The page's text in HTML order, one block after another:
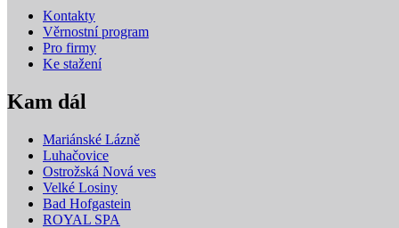
Kontakty
Věrnostní program
Pro firmy
Ke stažení
Kam dál
Mariánské Lázně
Luhačovice
Ostrožská Nová ves
Velké Losiny
Bad Hofgastein
ROYAL SPA